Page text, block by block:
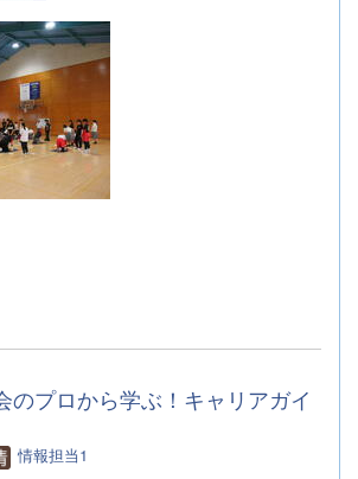
のプロから学ぶ！キャリアガイ
情報担当1